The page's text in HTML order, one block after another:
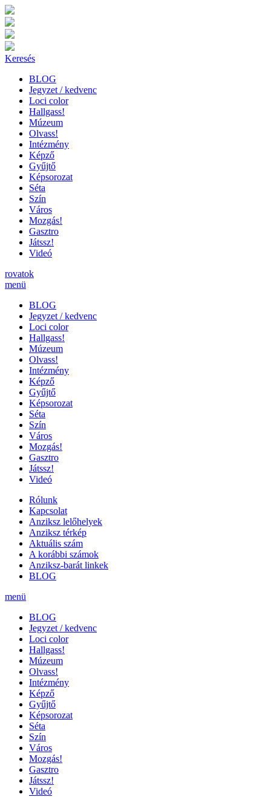
Keresés
BLOG
Jegyzet / kedvenc
Loci color
Hallgass!
Múzeum
Olvass!
Intézmény
Képző
Gyűjtő
Képsorozat
Séta
Szín
Város
Mozgás!
Gasztro
Játssz!
Videó
rovatok
menü
BLOG
Jegyzet / kedvenc
Loci color
Hallgass!
Múzeum
Olvass!
Intézmény
Képző
Gyűjtő
Képsorozat
Séta
Szín
Város
Mozgás!
Gasztro
Játssz!
Videó
Rólunk
Kapcsolat
Anziksz lelőhelyek
Anziksz térkép
Aktuális szám
A korábbi számok
Anziksz-barát linkek
BLOG
menü
BLOG
Jegyzet / kedvenc
Loci color
Hallgass!
Múzeum
Olvass!
Intézmény
Képző
Gyűjtő
Képsorozat
Séta
Szín
Város
Mozgás!
Gasztro
Játssz!
Videó